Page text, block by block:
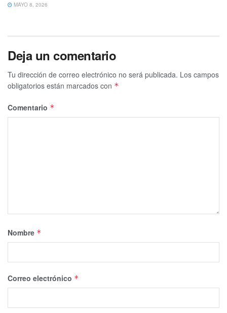
MAYO 8, 2026
Deja un comentario
Tu dirección de correo electrónico no será publicada. Los campos
obligatorios están marcados con *
Comentario *
Nombre *
Correo electrónico *